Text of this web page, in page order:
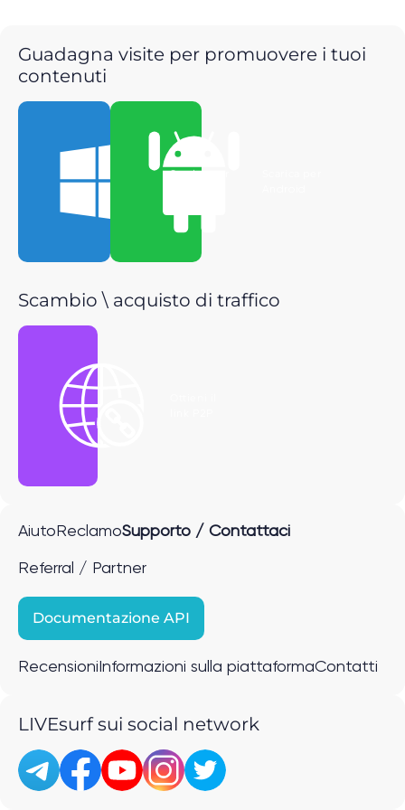
Guadagna visite per promuovere i tuoi
contenuti
Scarica per
Scambio \ acquisto di traffico
Aiuto ReclamoSupporto / Contattaci
Referral / Partner
Documentazione API
Recensioni Informazioni sulla piattaformaContatti
LIVEsurf sui social network